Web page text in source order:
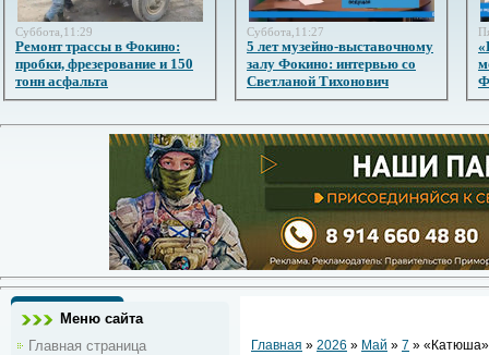
Суббота,11:29
Ремонт трассы в Фокино:
пробки, фрезерование и 150
тонн асфальта
Суббота,11:27
5 лет музейно-выставочному
залу Фокино: интервью со
Светланой Тихонович
Меню сайта
Главная страница
Главная » 2026 » Май » 7 »